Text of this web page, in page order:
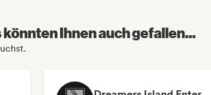
Ihnen auch gefallen...